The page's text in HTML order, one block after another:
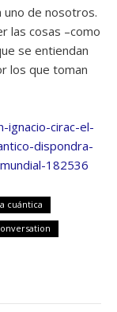
uno de nosotros.
las cosas –como
se entiendan
los que toman
ignacio-cirac-el-
dispondra-
182536
cuántica